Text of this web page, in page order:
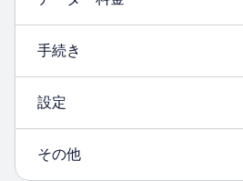
手続き
設定
その他